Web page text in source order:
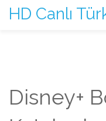
HD Canlı
Disney+